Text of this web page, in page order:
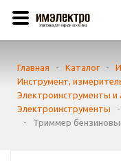
Главная - Каталог -
Инструмент,
Электроинструменты и
Электроинструменты
-
-
Триммер